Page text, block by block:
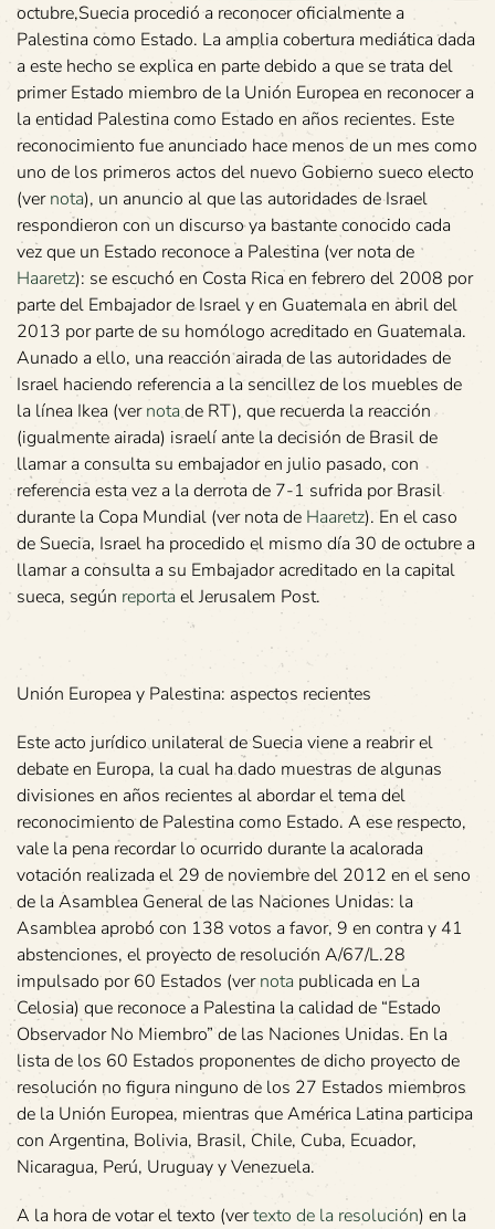
octubre,Suecia procedió a reconocer oficialmente a
Palestina como Estado. La amplia cobertura mediática dada
a este hecho se explica en parte debido a que se trata del
primer Estado miembro de la Unión Europea en reconocer a
la entidad Palestina como Estado en años recientes. Este
reconocimiento fue anunciado hace menos de un mes como
uno de los primeros actos del nuevo Gobierno sueco electo
(vernota), un anuncio al que las autoridades de Israel
respondieron con un discurso ya bastante conocido cada
vez que un Estado reconoce a Palestina (ver nota de
Haaretz): se escuchó en Costa Rica en febrero del 2008 por
parte del Embajador de Israel y en Guatemala en abril del
2013 por parte de su homólogo acreditado en Guatemala.
Aunado a ello, una reacción airada de las autoridades de
Israel haciendo referencia a la sencillez de los muebles de
la línea Ikea (vernotade RT), que recuerda la reacción
(igualmente airada) israelí ante la decisión de Brasil de
llamar a consulta su embajador en julio pasado, con
referencia esta vez a la derrota de 7-1 sufrida por Brasil
durante la Copa Mundial (ver nota de Haaretz). En el caso
de Suecia, Israel ha procedido el mismo día 30 de octubre a
llamar a consulta a su Embajador acreditado en la capital
sueca, según reporta el Jerusalem Post.
Unión Europea y Palestina: aspectos recientes
Este acto jurídico unilateral de Suecia viene a reabrir el
debate en Europa, la cual ha dado muestras de algunas
divisiones en años recientes al abordar el tema del
reconocimiento de Palestina como Estado. A ese respecto,
vale la pena recordar lo ocurrido durante la acalorada
votación realizada el 29 de noviembre del 2012 en el seno
de la Asamblea General de las Naciones Unidas: la
Asamblea aprobó con 138 votos a favor, 9 en contra y 41
abstenciones, el proyecto de resolución A/67/L.28
impulsado por 60 Estados (vernota publicada en La
Celosia) que reconoce a Palestina la calidad de “Estado
Observador No Miembro” de las Naciones Unidas. En la
lista de los 60 Estados proponentes de dicho proyecto de
resolución no figura ninguno de los 27 Estados miembros
de la Unión Europea, mientras que América Latina participa
con Argentina, Bolivia, Brasil, Chile, Cuba, Ecuador,
Nicaragua, Perú, Uruguay y Venezuela.
A la hora de votar el texto (vertexto de la resolución) en la